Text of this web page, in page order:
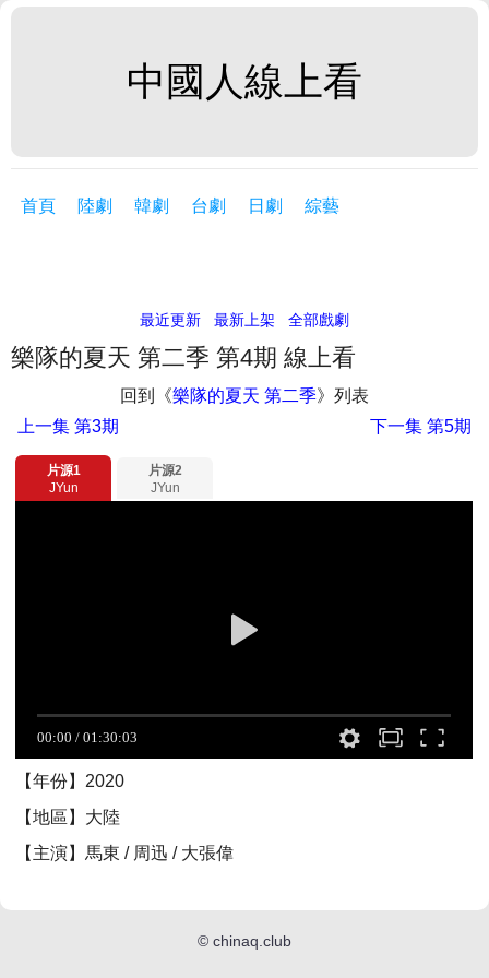
中國人線上看
首頁 陸劇 韓劇 台劇 日劇 綜藝
最近更新 最新上架 全部戲劇
樂隊的夏天 第二季 第4期 線上看
回到《樂隊的夏天 第二季》列表
上一集 第3期 下一集第5期
片源1
JYun
片源2
JYun
【年份】2020
【地區】大陸
【主演】馬東 / 周迅 / 大張偉
© chinaq.club